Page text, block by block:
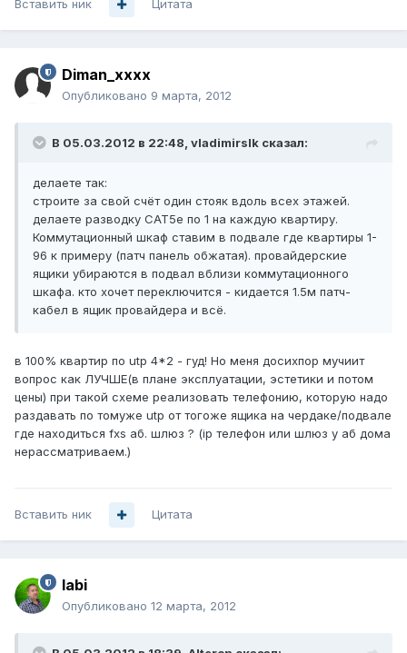
Вставить ник Цитата
Diman_xxxx
Опубликовано 9 марта, 2012
В 05.03.2012 в 22:48, vladimirslk сказал:
делаете так:
строите за свой счёт один стояк вдоль всех этажей.
делаете разводку CAT5e по 1 на каждую квартиру.
Коммутационный шкаф ставим в подвале где квартиры 1-
96 к примеру (патч панель обжатая). провайдерские
ящики убираются в подвал вблизи коммутационного
шкафа. кто хочет переключится - кидается 1.5м патч-
кабел в ящик провайдера и всё.
в 100% квартир по utp 4*2 - гуд! Но меня досихпор мучиит
вопрос как ЛУЧШЕ(в плане эксплуатации, эстетики и потом
цены) при такой схеме реализовать телефонию, которую надо
раздавать по томуже utp от тогоже ящика на чердаке/подвале
где находиться fxs аб. шлюз ? (ip телефон или шлюз у аб дома
нерассматриваем.)
Вставить ник Цитата
labi
Опубликовано 12 марта, 2012